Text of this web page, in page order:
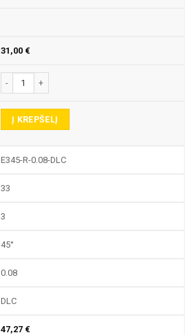
31,00 €
produkto kiekis: E345-R GRAVIRAVIMO FREZA
Į KREPŠELĮ
E345-R-0.08-DLC
33
3
45°
0.08
DLC
47,27 €